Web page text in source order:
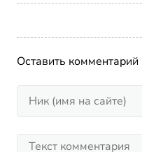
Оставить комментарий